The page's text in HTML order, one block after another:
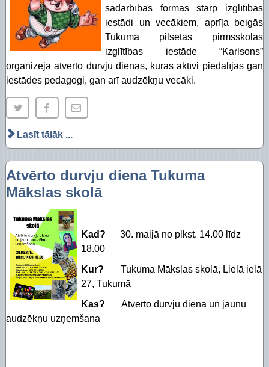
sadarbības formas starp izglītības
iestādi un vecākiem, aprīļa beigās
Tukuma pilsētas pirmsskolas
izglītības iestāde “Karlsons”
organizēja atvērto durvju dienas, kurās aktīvi piedalījās gan
iestādes pedagogi, gan arī audzēkņu vecāki.
Lasīt tālāk ...
Atvērto durvju diena Tukuma
Mākslas skolā
Kad? 30. maijā no plkst. 14.00 līdz
18.00
Kur? Tukuma Mākslas skolā, Lielā ielā
27, Tukumā
Kas? Atvērto durvju diena un jaunu
audzēkņu uzņemšana